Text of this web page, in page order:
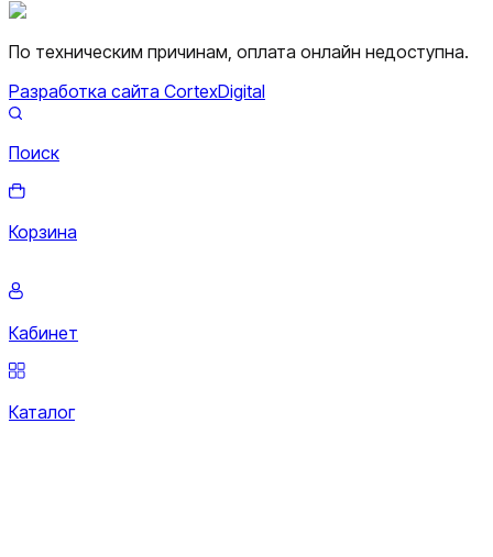
По техническим причинам, оплата онлайн недоступна.
Разработка сайта CortexDigital
Поиск
Корзина
Кабинет
Каталог